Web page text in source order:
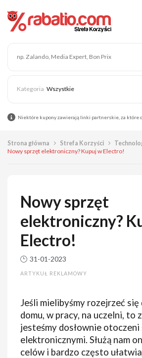
Wszystkie
Niektóre kupony zawierają linki partnerskie, za które
Strona główna Strefa Korzyści
Nowy sprzęt elektroniczny? Kupuj w Electro!
Nowy sprzęt
elektroniczny?
Electro!
31-01-2023
ARTYKUŁ REKLAMOWY
Jeśli mielibyśmy rozejrzeć się
domu, w pracy, na uczelni, to
jesteśmy dosłownie
elektronicznymi. Służą nam
celów i bardzo często